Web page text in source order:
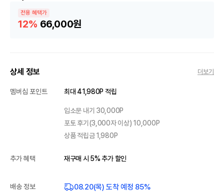
전용 혜택가
12% 66,000원
상세 정보 더보기
멤버십 포인트 최대 41,980P 적립
입소문 내기 30,000P
포토 후기(3,000자 이상) 10,000P
상품 적립금 1,980P
추가 혜택 재구매 시 5% 추가 할인
배송 정보 08.20(목) 도착 예정 85%